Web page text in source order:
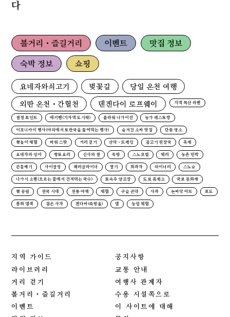
다
볼거리・즐길거리 이벤트 맛집 정보
숙박 정보 쇼핑
요네자와쇠고기 벚꽃길 당일 온천 여행
외딴 온천・간헐천 덴겐다이 로프웨이 지역 특산 라멘
절경 포인트 에키벤(기차역 도시락) 플라워 나가이선 농가 레스토랑
이모니카이 행사(야외에서 토란국을 끓여먹는 행사) 숨겨진 소바 맛집 단풍 명소
꽃놀이 체험 파워 스팟 거리 걷기 산악・트레킹 곰고기 된장국 축제
요네자와 잉어 향토요리 신사와 절 족탕 스노모빌 체리 농촌 민박
곤들매기 사이클링 패러글라이더 딸기 화과자 와이너리 스노슈
나가시 소멘(흐르는 물에서 건져먹는 국수) 토속주 양조장 도로 휴게소 국보 문화재
꽃 공원 전국 시대 전통 야채 체험 구슬 곤약 사과 논바닥 아트 포도
홍화 염색 검은 사자 겐다마(죽방울) 댐 농업 체험
지역 가이드
라이브러리
거리 걷기
볼거리・즐길거리
이벤트
공지사항
교통 안내
여행사 관계자
수용 시설쪽으로
이 사이트에 대해